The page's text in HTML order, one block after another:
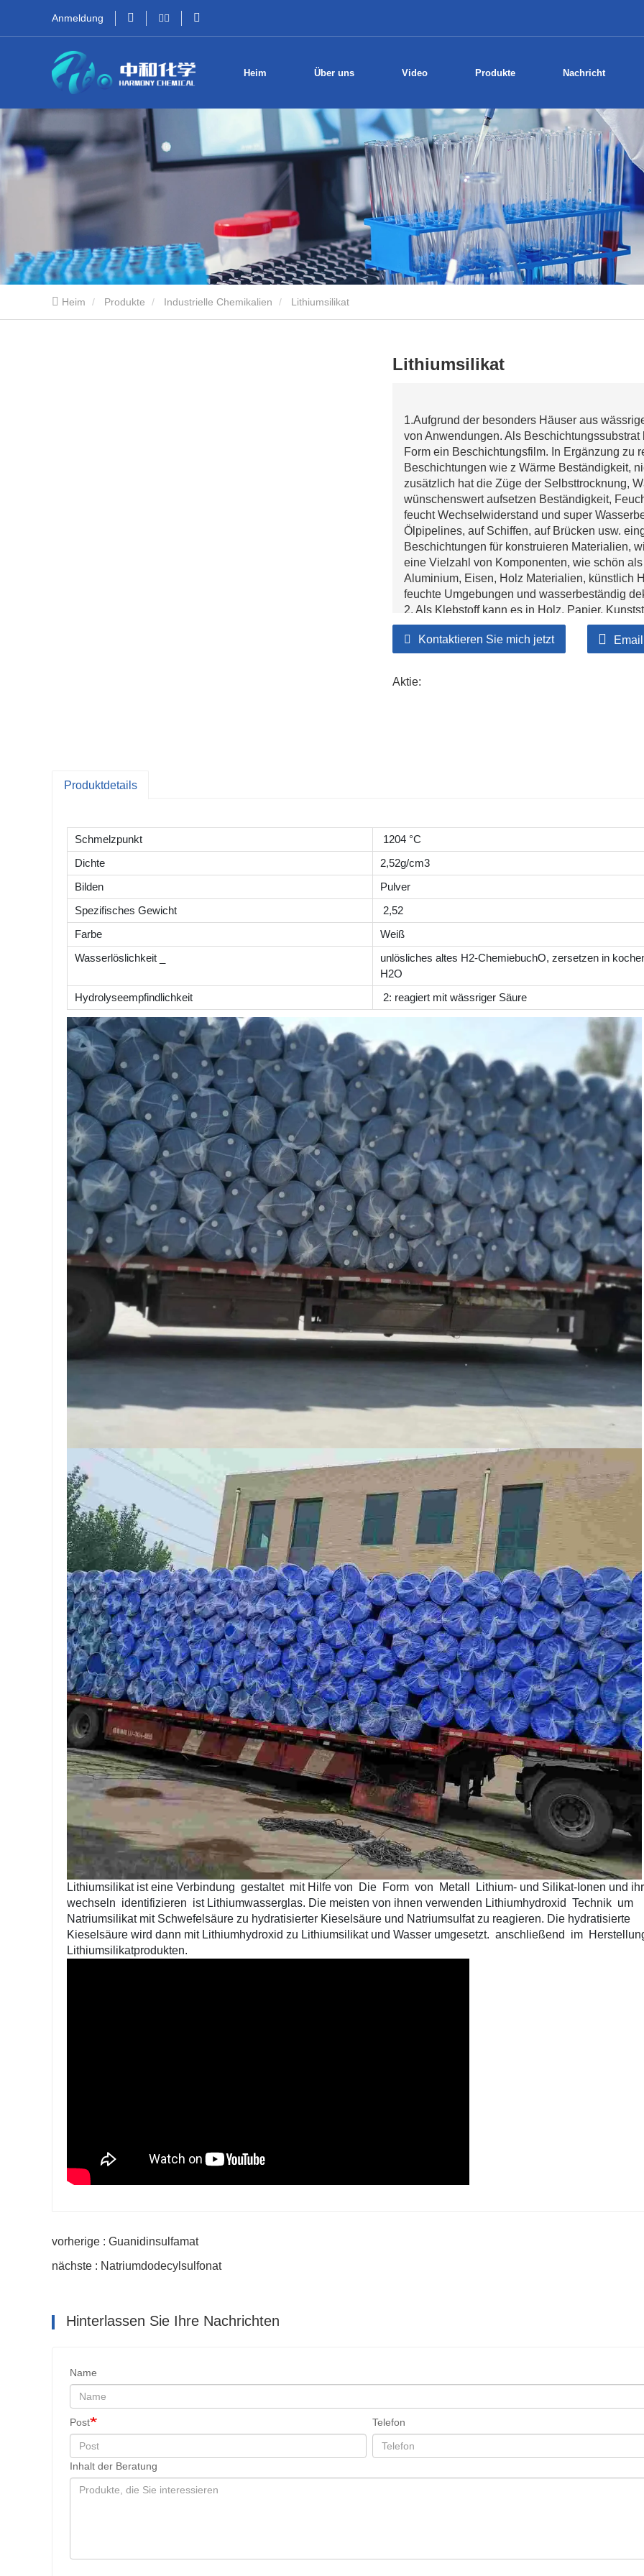
Anmeldung
Heim Über uns Video Produkte Nachricht
Heim Produkte Industrielle Chemikalien Lithiumsilikat
Lithiumsilikat
1.Aufgrund der besonders Häuser aus
von Anwendungen. Als
Form ein Beschichtungsfilm. In Ergänzung zu
Beschichtungen wie z Wärme Beständigkeit,
zusätzlich hat die Züge der Selbsttrocknung,
wünschenswert aufsetzen Beständigkeit,
feucht Wechselwiderstand und super
Ölpipelines, auf Schiffen, auf Brücken usw.
Beschichtungen für konstruieren Materialien,
eine Vielzahl von Komponenten, wie schön
Aluminium, Eisen, Holz Materialien, künstlich
feuchte Umgebungen und wasserbeständig
2. Als Klebstoff kann es in Holz, Papier,
verwendet werden schön als
Leuchtstoffe, Automobil Bremsen und
3. Als Boden Therapie Agent, das kann sein
Faktoren wie Akkordeon, Radio, Instrumente
Kontaktieren Sie mich jetzt Email
Aktie:
Produktdetails
Schmelzpunkt
1204 °C
Dichte
2,52g/cm3
Bilden
Pulver
Spezifisches Gewicht
2,52
Farbe
Weiß
Wasserlöslichkeit
unlösliches altes H2-ChemiebuchO, zersetzen in
H2O
Hydrolyseempfindlichkeit
2: reagiert mit wässriger Säure
Lithiumsilikat ist eine Verbindung gestaltet mit Hilfe von Die Form von Metall
Lithium- und Silikat-Ionen und
wechseln identifizieren ist Lithiumwasserglas. Die meisten von ihnen verwenden Lithiumhydroxid Technik um
Natriumsilikat mit Schwefelsäure zu hydratisierter Kieselsäure und Natriumsulfat zu reagieren. Die hydratisierte
Kieselsäure wird dann mit Lithiumhydroxid zu Lithiumsilikat und Wasser umgesetzt. anschließend im
Lithiumsilikatprodukten.
vorherige : Guanidinsulfamat
nächste : Natriumdodecylsulfonat
Hinterlassen Sie Ihre Nachrichten
Name
Post Telefon
Inhalt der Beratung